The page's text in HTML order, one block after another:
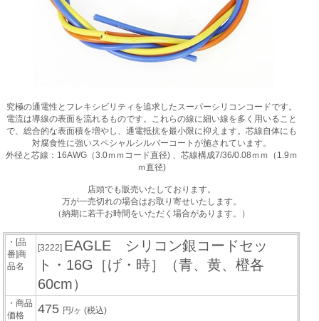
究極の通電性とフレキシビリティを追求したスーパーシリコンコードです。
電流は導線の表面を流れるものです。これらの線に細い線を多く用いること
で、総合的な表面積を増やし、通電抵抗を最小限に抑えます。芯線自体にも
対腐食性に強いスペシャルシルバーコートが施されています。
外径と芯線：16AWG（3.0ｍｍコード直径) 、芯線構成7/36/0.08ｍｍ（1.9ｍ
ｍ直径)
店頭でも販売いたしております。
万が一売切れの場合はお取り寄せいたします。
（納期に若干お時間をいただく場合があります。）
・[品
番]商
品名
[3222] EAGLE シリコン銀コードセッ
ト・16G［げ・時］（青、黄、橙各
60cm）
・商品
価格
475 円/ヶ(税込)